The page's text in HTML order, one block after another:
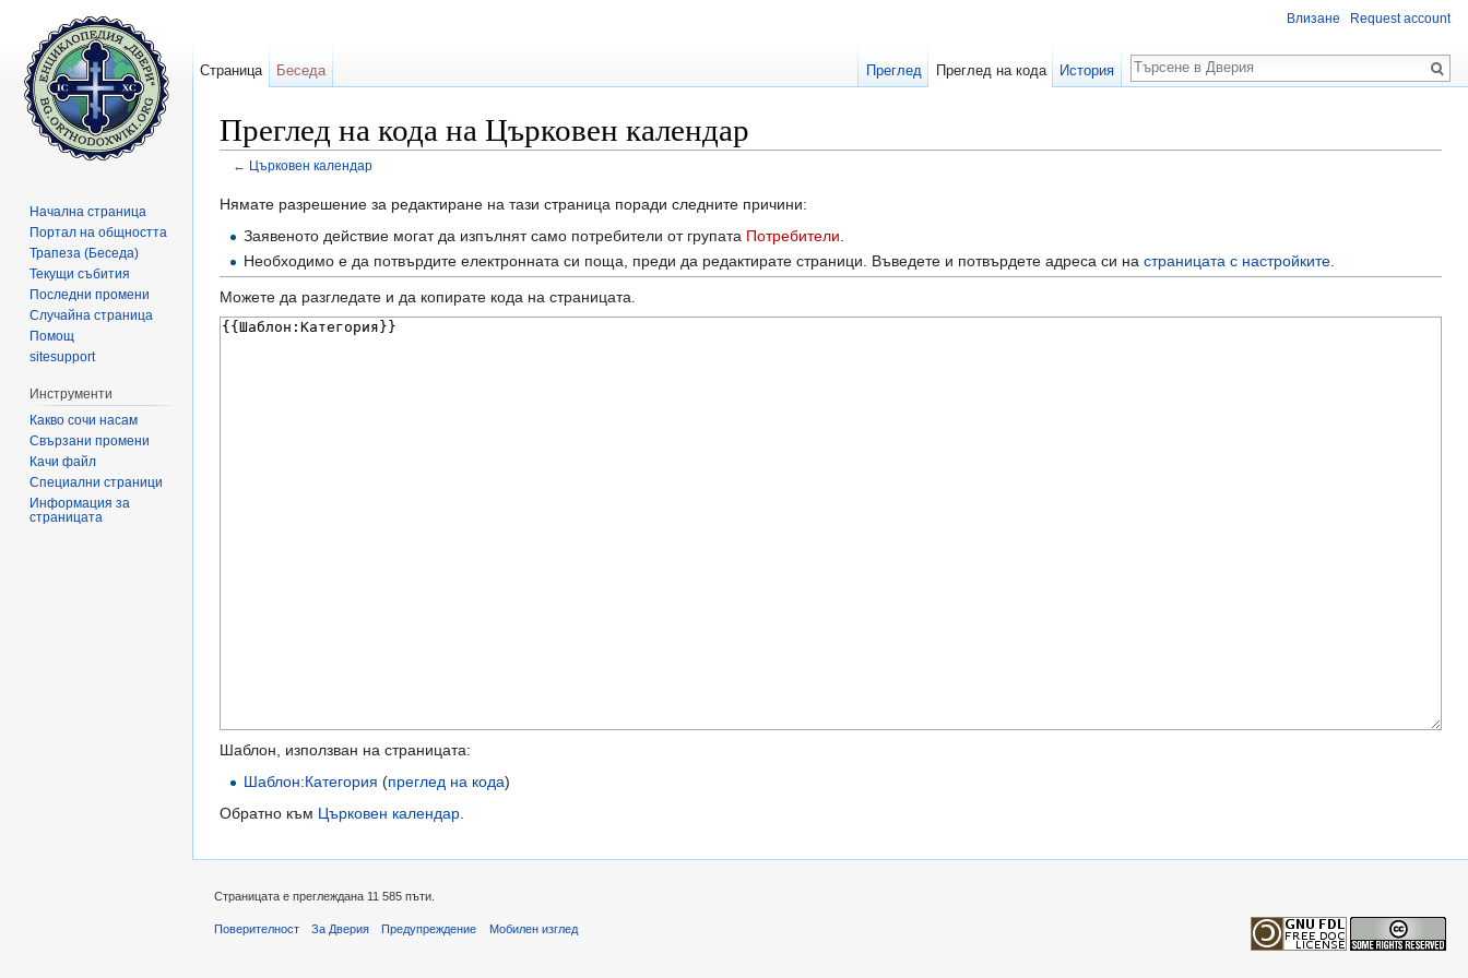
Преглед на кода на Църковен календар
← Църковен календар
Нямате разрешение за редактиране на тази страница поради следните причини:
Заявеното действие могат да изпълнят само потребители от групата Потребители
Необходимо е да потвърдите електронната си поща, преди да редактирате страници. Въведете и потвърдете адреса си настраницата с настройките
Можете да разгледате и да копирате кодa на страницата.
Шаблон, използван на страницата:
Шаблон:Категория (преглед на кода)
Обратно към Църковен календар.
Влизане Request account
Страница Беседа Преглед Преглед на кода История
Търсене
Начална страница
Портал на общността
Трапеза (Беседа)
Текущи събития
Последни промени
Случайна страница
Помощ
sitesupport
Инструменти
Какво сочи насам
Свързани промени
Качи файл
Специални страници
Информация за
страницата
Страницата е преглеждана 11 585 пъти.
Поверителност За Дверия Предупреждение Мобилен изглед